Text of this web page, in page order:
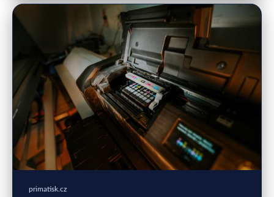
primatisk.cz